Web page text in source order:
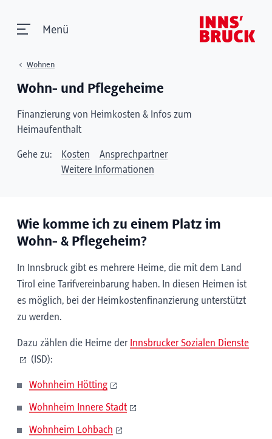
Menü
Wohnen
Wohn- und Pflegeheime
Finanzierung von Heimkosten & Infos zum
Heimaufenthalt
Gehe zu: Kosten
Ansprechpartner
Weitere Informationen
Wie komme ich zu einem Platz im
Wohn- & Pflegeheim?
In Innsbruck gibt es mehrere Heime, die mit dem Land
Tirol eine Tarifvereinbarung haben. In diesen Heimen ist
es möglich, bei der Heimkostenfinanzierung unterstützt
zu werden.
Dazu zählen die Heime der Innsbrucker Sozialen Dienste
(ISD):
Wohnheim Hötting
Wohnheim Innere Stadt
Wohnheim Lohbach